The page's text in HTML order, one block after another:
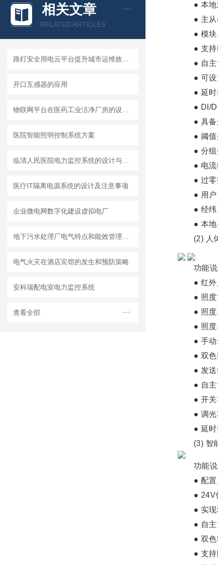
相关文章
RELATED ARTICLES
开口互感器的应用
医院智能照明控制系统方案
医疗IT隔离电源系统的设计及注意事项
企业微电网数字化建设虚拟电厂
电气火灾在酒店宾馆的发生和预防策略
安科瑞配电室电力监控系统
查看全部
● 本地
● 主从
● 模块
● 支持
● 自主
● 可设
● 延时控
● DI/DO
● 具备边
● 阈值
● 分组
● 电流
● 过零
● 用户自
● 经纬
● 本地
(2) 人体
功能说
● 红外人
● 照度
● 照度
● 照度
● 手动
● 双色指
● 发送
● 自主
● 开关
● 调光
● 延时
(3) 智
功能说
● 配置灵
● 24V低
● 实现弱
● 自主
● 双色状
● 支持